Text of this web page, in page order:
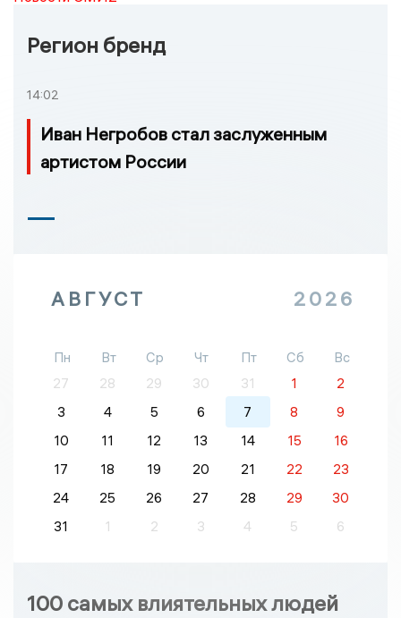
Регион бренд
14:02
Иван Негробов стал заслуженным
артистом России
АВГУСТ 2026
Пн Вт Ср Чт Пт Сб
Вс
27
28 29 30 31 1
2
3
4 5 6 7 8
9
10
11 12 13 14 15
16
17
18 19 20 21 22
23
24
25 26 27 28 29
30
31
1 2 3 4 5 6
100 самых влиятельных людей